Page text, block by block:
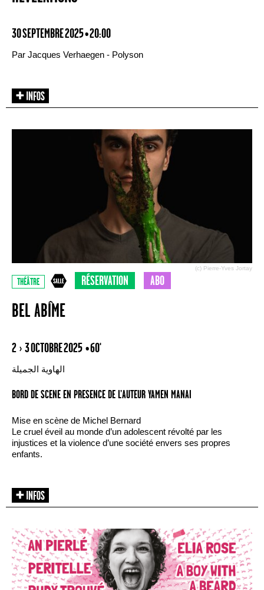
30 SEPTEMBRE 2025 • 20:00
Par Jacques Verhaegen - Polyson
(c) Pierre-Yves Jortay
THÉÂTRE RÉSERVATION ABO
BEL ABÎME
2 › 3 OCTOBRE 2025 • 60'
الهاوية الجميلة
BORD DE SCENE EN PRESENCE DE L’AUTEUR YAMEN MANAI
Mise en scène de Michel Bernard
Le cruel éveil au monde d’un adolescent révolté par les
injustices et la violence d’une société envers ses propres
enfants.